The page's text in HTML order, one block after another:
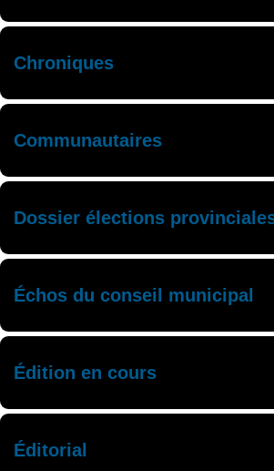
Chroniques
Communautaires
Dossier élections
Échos du conseil municipal
Édition en cours
Éditorial